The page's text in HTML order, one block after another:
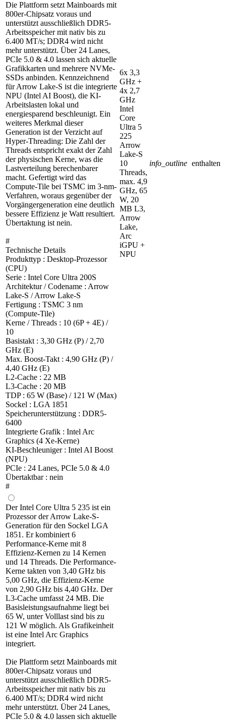
Die Plattform setzt Mainboards mit
800er-Chipsatz voraus und
unterstützt ausschließlich DDR5-
Arbeitsspeicher mit nativ bis zu
6.400 MT/s; DDR4 wird nicht
mehr unterstützt. Über 24 Lanes,
PCIe 5.0 & 4.0 lassen sich aktuelle
Grafikkarten und mehrere NVMe-
SSDs anbinden. Kennzeichnend
für Arrow Lake-S ist die integrierte
NPU (Intel AI Boost), die KI-
Arbeitslasten lokal und
energiesparend beschleunigt. Ein
weiteres Merkmal dieser
Generation ist der Verzicht auf
Hyper-Threading: Die Zahl der
Threads entspricht exakt der Zahl
der physischen Kerne, was die
Lastverteilung berechenbarer
macht. Gefertigt wird das
Compute-Tile bei TSMC im 3-nm-
Verfahren, woraus gegenüber der
Vorgängergeneration eine deutlich
bessere Effizienz je Watt resultiert.
Übertaktung ist nein.
#
Technische Details
Produkttyp : Desktop-Prozessor
(CPU)
Serie : Intel Core Ultra 200S
Architektur / Codename : Arrow
Lake-S / Arrow Lake-S
Fertigung : TSMC 3 nm
(Compute-Tile)
Kerne / Threads : 10 (6P + 4E) /
10
Basistakt : 3,30 GHz (P) / 2,70
GHz (E)
Max. Boost-Takt : 4,90 GHz (P) /
4,40 GHz (E)
L2-Cache : 22 MB
L3-Cache : 20 MB
TDP : 65 W (Base) / 121 W (Max)
Sockel : LGA 1851
Speicherunterstützung : DDR5-
6400
Integrierte Grafik : Intel Arc
Graphics (4 Xe-Kerne)
KI-Beschleuniger : Intel AI Boost
(NPU)
PCIe : 24 Lanes, PCIe 5.0 & 4.0
Übertaktbar : nein
#
6x 3,3
GHz +
4x 2,7
GHz
Intel
Core
Ultra 5
225
Arrow
Lake-S
10
Threads,
max. 4,9
GHz, 65
W, 20
MB L3,
Arrow
Lake,
Arc
iGPU +
NPU
info_outline enthalten
Der Intel Core Ultra 5 235 ist ein
Prozessor der Arrow Lake-S-
Generation für den Sockel LGA
1851. Er kombiniert 6
Performance-Kerne mit 8
Effizienz-Kernen zu 14 Kernen
und 14 Threads. Die Performance-
Kerne takten von 3,40 GHz bis
5,00 GHz, die Effizienz-Kerne
von 2,90 GHz bis 4,40 GHz. Der
L3-Cache umfasst 24 MB. Die
Basisleistungsaufnahme liegt bei
65 W, unter Volllast sind bis zu
121 W möglich. Als Grafikeinheit
ist eine Intel Arc Graphics
integriert.
Die Plattform setzt Mainboards mit
800er-Chipsatz voraus und
unterstützt ausschließlich DDR5-
Arbeitsspeicher mit nativ bis zu
6.400 MT/s; DDR4 wird nicht
mehr unterstützt. Über 24 Lanes,
PCIe 5.0 & 4.0 lassen sich aktuelle